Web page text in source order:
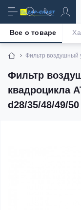
Фильтр воздушный
Фильтр
квадроцикла
d28/35/48/49/
Все о товаре